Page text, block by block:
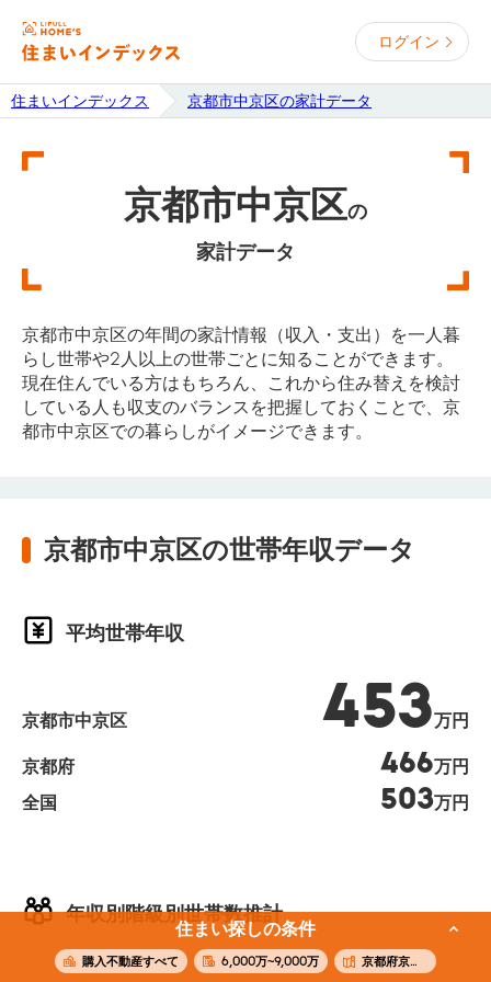
ログイン
住まいインデックス 京都市中京区の家計データ
住まい探しの条件
購入不動産すべて 6,000万~9,000万 京都府京都市中京区
京都市中京区の
家計データ
京都市中京区の年間の家計情報（収入・支出）を一人暮
らし世帯や2人以上の世帯ごとに知ることができます。
現在住んでいる方はもちろん、これから住み替えを検討
している人も収支のバランスを把握しておくことで、京
都市中京区での暮らしがイメージできます。
京都市中京区の世帯年収データ
年収別階級別世帯数推計
平均世帯年収
京都市中京区 453万円
京都府 466万円
全国
503万円